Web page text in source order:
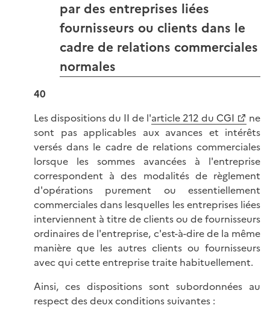
par des entreprises liées
fournisseurs ou clients dans le
cadre de relations commerciales
normales
40
Les dispositions du II de l'article 212 du CGI
ne
sont pas applicables aux avances et intérêts
versés dans le cadre de relations commerciales
lorsque les sommes avancées à l'entreprise
correspondent à des modalités de règlement
d'opérations purement ou essentiellement
commerciales dans lesquelles les entreprises liées
interviennent à titre de clients ou de fournisseurs
ordinaires de l'entreprise, c'est-à-dire de la même
manière que les autres clients ou fournisseurs
avec qui cette entreprise traite habituellement.
Ainsi, ces dispositions sont subordonnées au
respect des deux conditions suivantes :